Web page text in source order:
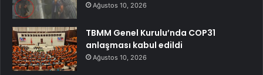
Ağustos 10, 2026
TBMM Genel Kurulu’nda COP31
anlaşması kabul edildi
Ağustos 10, 2026